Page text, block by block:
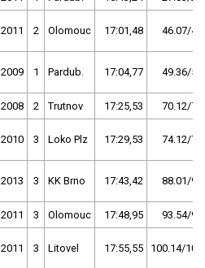
2011 2 Olomouc 17:01,48 46.07/4,7
2009 1 Pardub. 17:04,77 49.36/5,1
2008 2 Trutnov 17:25,53 70.12/7,2
2010 3 Loko Plz 17:29,53 74.12/7,6
2013 3 KK Brno 17:43,42 88.01/9,0
2011 3 Olomouc 17:48,95 93.54/9,6
2011 3 Litovel 17:55,55 100.14/10,3